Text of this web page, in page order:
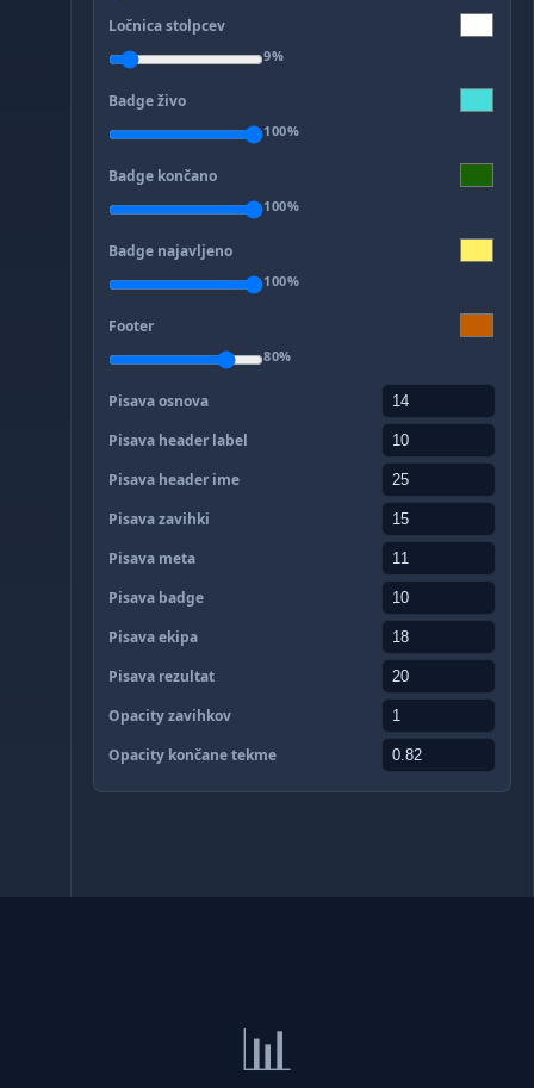
Ločnica stolpcev
9%
Badge živo
100%
Badge končano
100%
Badge najavljeno
100%
Footer
80%
Pisava osnova
Pisava header label
Pisava header ime
Pisava zavihki
Pisava meta
Pisava badge
Pisava ekipa
Pisava rezultat
Opacity zavihkov
Opacity končane tekme
📊